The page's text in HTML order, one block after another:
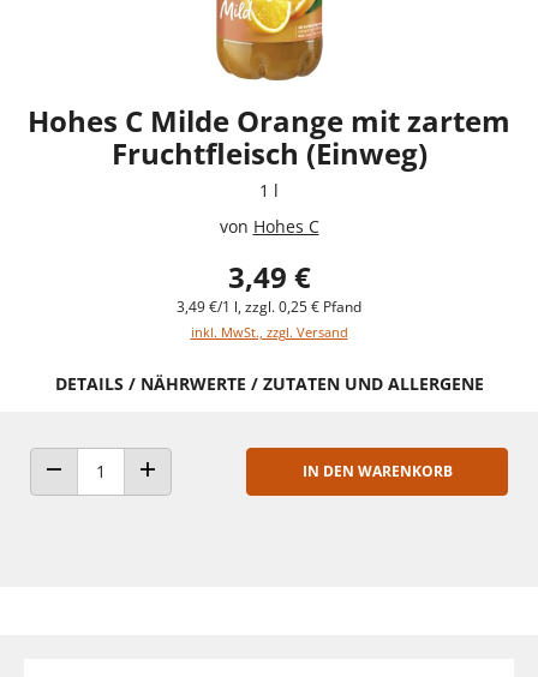
Hohes C Milde Orange mit zartem
Fruchtfleisch (Einweg)
1 l
von Hohes C
3,49 €
3,49 €/1 l, zzgl. 0,25 € Pfand
inkl. MwSt., zzgl. Versand
DETAILS / NÄHRWERTE / ZUTATEN UND ALLERGENE
ANZAHL VERRINGERNANZAHL ERHÖHEN
IN DEN WARENKORB